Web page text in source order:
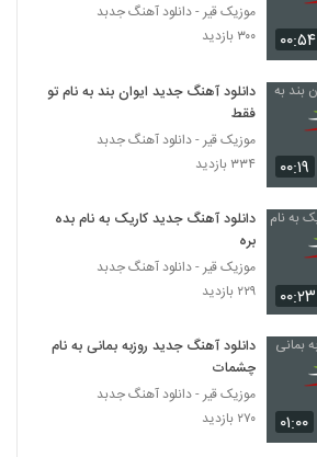
دانلود آهنگ جدید و زیبای سجاد جهانبخش با
نام بزن نقاره زن
۳۸۹ بازدید
Faraz Gavani Ba Ham
۳۲۸ بازدید
دانلود آهنگ اتفاق از ادریس قجاوند
(Faramarz Aran Azize Delam)
دانلود آهنگ هواتو دارم از صادق ذکریایی
۳۳۹ بازدید
۰۰:۵۴
موزیک قیر - دانلود آهنگ جدبد
۳۰۰ بازدید
۰۰:۱۹
دانلود آهنگ جدید ایوان بند به نام تو
فقط
موزیک قیر - دانلود آهنگ جدبد
۳۳۴ بازدید
۰۰:۲۳
دانلود آهنگ جدید کاریک به نام بده
بره
موزیک قیر - دانلود آهنگ جدبد
۲۲۹ بازدید
۰۱:۰۰
دانلود آهنگ جدید روزبه بمانی به نام
چشمات
موزیک قیر - دانلود آهنگ جدبد
۲۷۰ بازدید